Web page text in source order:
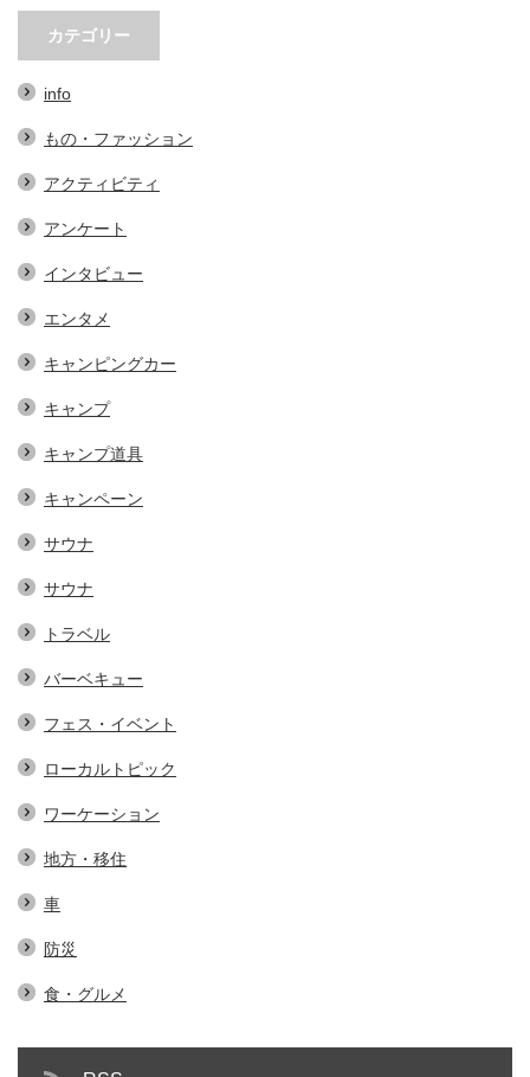
小林市の起爆剤！青野さんが実践
する、地域おこし協力隊での…
カテゴリー
info
もの・ファッション
アクティビティ
アンケート
インタビュー
エンタメ
キャンピングカー
キャンプ
キャンプ道具
キャンペーン
サウナ
サウナ
トラベル
バーベキュー
フェス・イベント
ローカルトピック
ワーケーション
地方・移住
車
防災
食・グルメ